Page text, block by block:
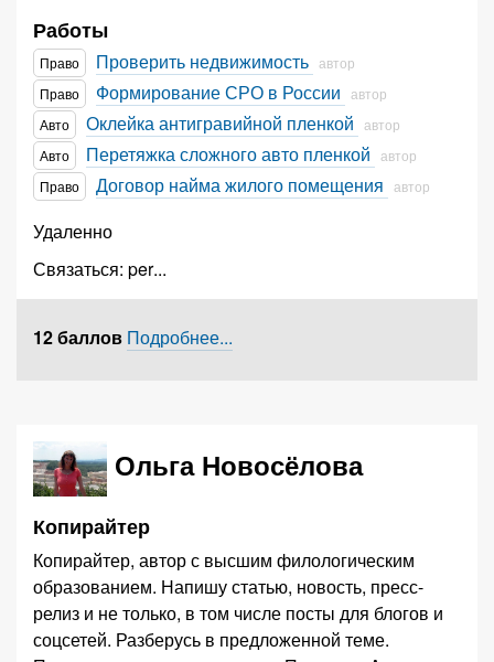
Работы
Право Проверить недвижимость автор
Право
Формирование СРО в России автор
Авто
Оклейка антигравийной пленкой автор
Авто
Перетяжка сложного авто пленкой автор
Право
Договор найма жилого помещения автор
Удаленно
Связаться: per...
12 баллов Подробнее...
Ольга Новосёлова
Копирайтер
Копирайтер, автор с высшим филологическим
образованием. Напишу статью, новость, пресс-
релиз и не только, в том числе посты для блогов и
соцсетей. Разберусь в предложенной теме.